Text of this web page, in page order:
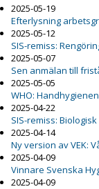
2025-05-19
Efterlysning
2025-05-12
SIS-remiss:
2025-05-07
Sen anmälan till
2025-05-05
WHO:
2025-04-22
SIS-remiss:
2025-04-14
Ny version av VEK:
2025-04-09
Vinnare Svenska
2025-04-09